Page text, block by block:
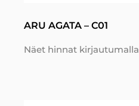
ARU AGATA – C01
Näet hinnat kirjautumalla